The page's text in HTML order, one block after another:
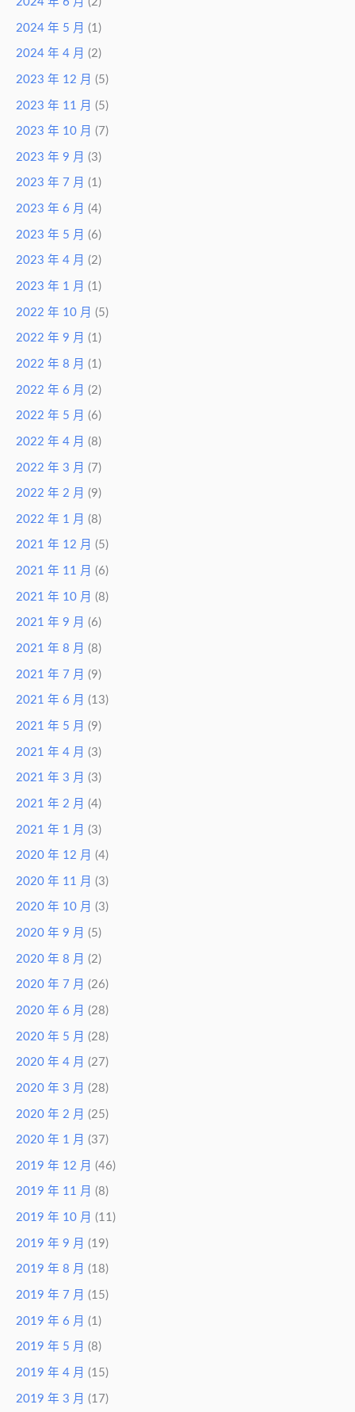
2024 年 5 月 (1)
2024 年 4 月 (2)
2023 年 12 月 (5)
2023 年 11 月 (5)
2023 年 10 月 (7)
2023 年 9 月 (3)
2023 年 7 月 (1)
2023 年 6 月 (4)
2023 年 5 月 (6)
2023 年 4 月 (2)
2023 年 1 月 (1)
2022 年 10 月 (5)
2022 年 9 月 (1)
2022 年 8 月 (1)
2022 年 6 月 (2)
2022 年 5 月 (6)
2022 年 4 月 (8)
2022 年 3 月 (7)
2022 年 2 月 (9)
2022 年 1 月 (8)
2021 年 12 月 (5)
2021 年 11 月 (6)
2021 年 10 月 (8)
2021 年 9 月 (6)
2021 年 8 月 (8)
2021 年 7 月 (9)
2021 年 6 月 (13)
2021 年 5 月 (9)
2021 年 4 月 (3)
2021 年 3 月 (3)
2021 年 2 月 (4)
2021 年 1 月 (3)
2020 年 12 月 (4)
2020 年 11 月 (3)
2020 年 10 月 (3)
2020 年 9 月 (5)
2020 年 8 月 (2)
2020 年 7 月 (26)
2020 年 6 月 (28)
2020 年 5 月 (28)
2020 年 4 月 (27)
2020 年 3 月 (28)
2020 年 2 月 (25)
2020 年 1 月 (37)
2019 年 12 月 (46)
2019 年 11 月 (8)
2019 年 10 月 (11)
2019 年 9 月 (19)
2019 年 8 月 (18)
2019 年 7 月 (15)
2019 年 6 月 (1)
2019 年 5 月 (8)
2019 年 4 月 (15)
2019 年 3 月 (17)